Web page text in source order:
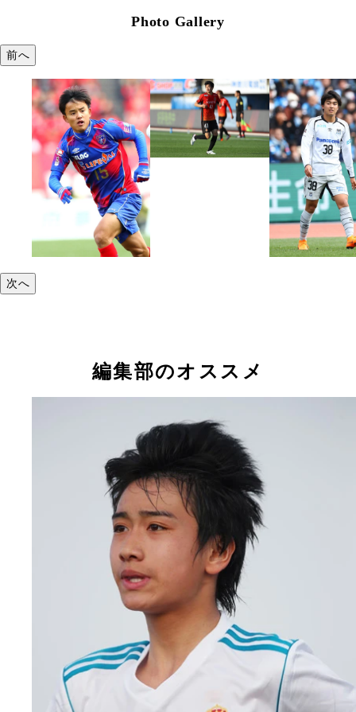
Photo Gallery
前へ
次へ
編集部のオススメ